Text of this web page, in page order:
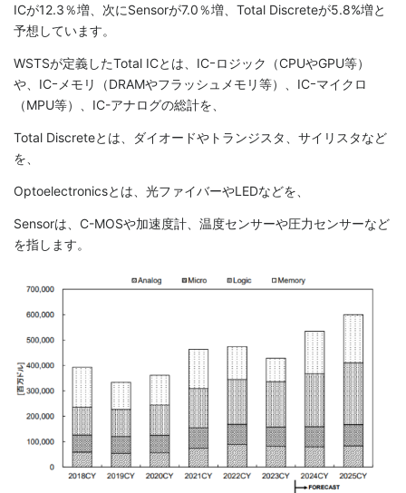
ICが12.3％増、次にSensorが7.0％増、Total Discreteが5.8%増と
予想しています。
WSTSが定義したTotal ICとは、ICｰロジック（CPUやGPU等）
や、ICｰメモリ（DRAMやフラッシュメモリ等）、ICｰマイクロ
（MPU等）、IC-アナログの総計を、
Total Discreteとは、ダイオードやトランジスタ、サイリスタなど
を、
Optoelectronicsとは、光ファイバーやLEDなどを、
Sensorは、C-MOSや加速度計、温度センサーや圧力センサーなど
を指します。